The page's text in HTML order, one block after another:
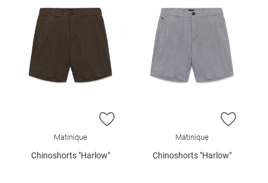
ZUR WUNSCHLISTE HINZUFÜGEN
Matinique
Chinoshorts "Harlow"
ZUR
Matinique
Chinoshorts "Harlow"